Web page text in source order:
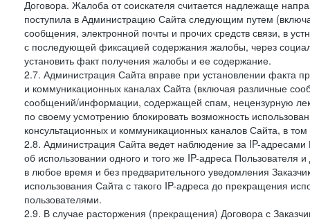
Договора. Жалоба от соискателя считается надлежаще
поступила в Администрацию Сайта следующим путем
сообщения, электронной почты и прочих средств связи, в
с последующей фиксацией содержания жалобы, через
установить факт получения жалобы и ее содержание.
2.7. Администрация Сайта вправе при установлении факта
и коммуникационных каналах Сайта (включая различные
сообщений/информации, содержащей спам, нецензурную
по своему усмотрению блокировать возможность
консультационных и коммуникационных каналов Сайта, в
2.8. Администрация Сайта ведет наблюдение за IP-
об использовании одного и того же IP-адреса Пользователя
в любое время и без предварительного уведомления
использования Сайта с такого IP-адреса до прекращения
пользователями.
2.9. В случае расторжения (прекращения) Договора с